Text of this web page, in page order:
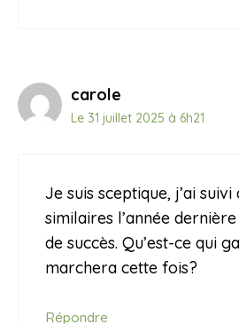
carole
Le 31 juillet 2025 à 6h21
Je suis sceptique, j’ai suivi
similaires l’année
de succès. Qu’est-ce qui
marchera cette fois?
Répondre